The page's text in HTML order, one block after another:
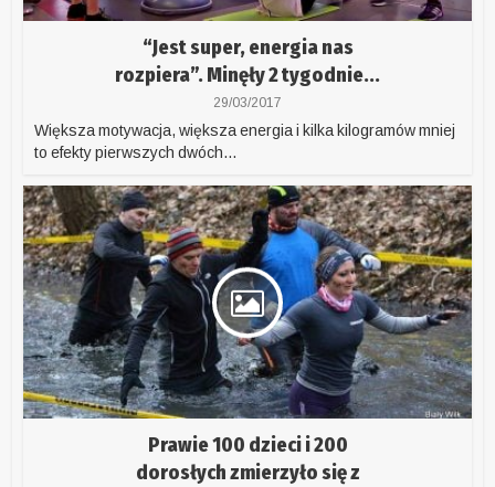
“Jest super, energia nas
rozpiera”. Minęły 2 tygodnie...
29/03/2017
Większa motywacja, większa energia i kilka kilogramów mniej
to efekty pierwszych dwóch...
Prawie 100 dzieci i 200
dorosłych zmierzyło się z